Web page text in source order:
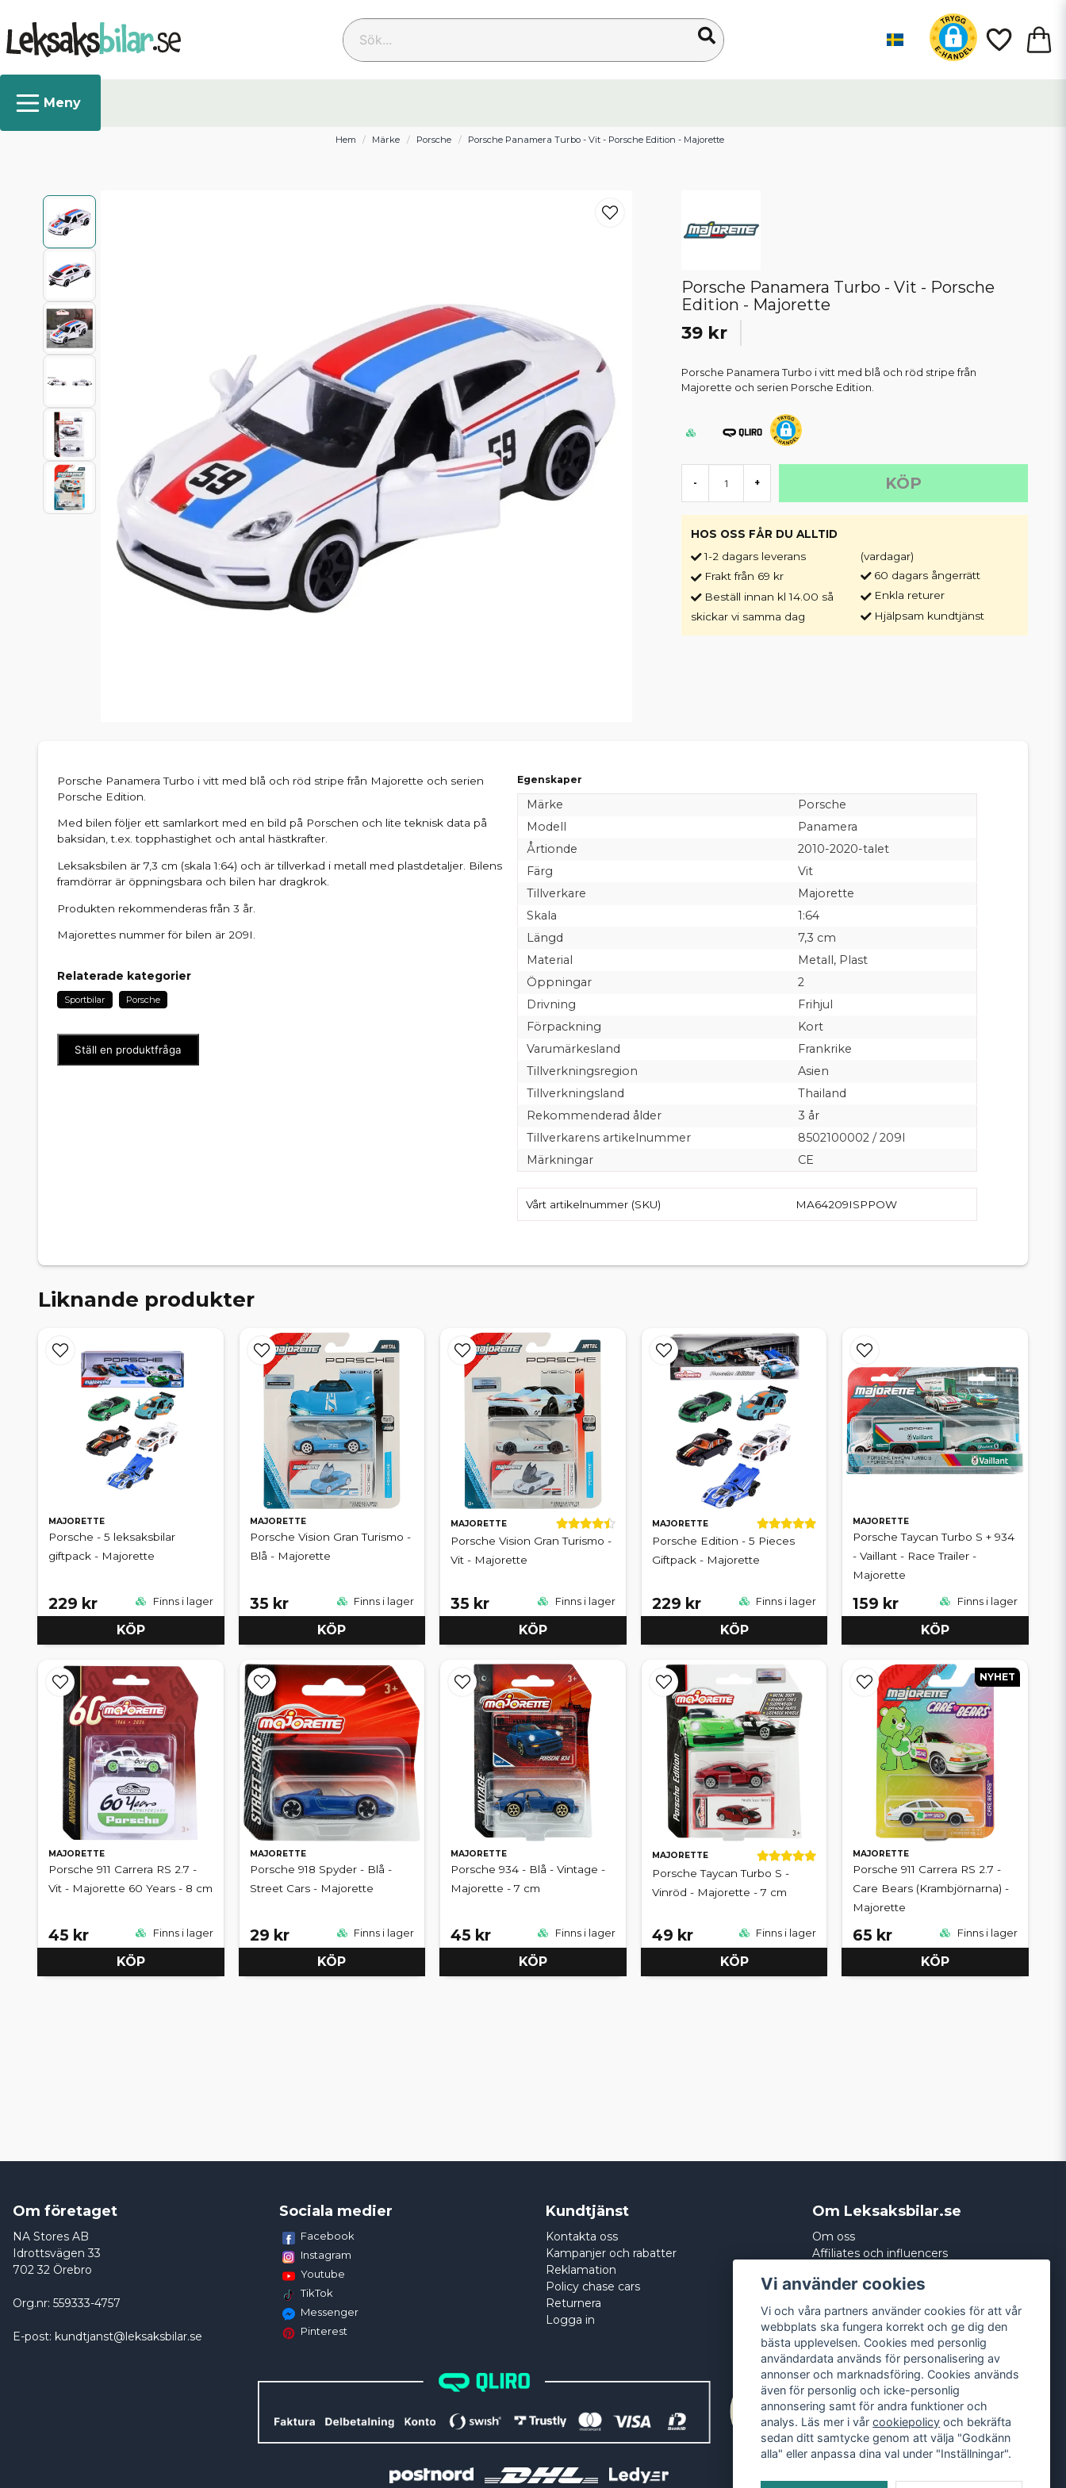
Sök...
Hem Märke Porsche Porsche Panamera Turbo - Vit - Porsche Edition - Majorette
Porsche Panamera Turbo - Vit - Porsche
Edition - Majorette
39 kr
Porsche Panamera Turbo i vitt med blå och röd stripe från
Majorette och serien Porsche Edition.
- + KÖP
HOS OSS FÅR DU ALLTID
1-2 dagars leverans
Frakt från 69 kr
Beställ innan kl 14.00 så
skickar vi samma dag
(vardagar)
60 dagars ångerrätt
Enkla returer
Hjälpsam kundtjänst
Porsche Panamera Turbo i vitt med blå och röd stripe från Majorette och serien
Porsche Edition.
Med bilen följer ett samlarkort med en bild på Porschen och lite teknisk data på
baksidan, t.ex. topphastighet och antal hästkrafter.
Leksaksbilen är 7,3 cm (skala 1:64) och är tillverkad i metall med plastdetaljer. Bilens
framdörrar är öppningsbara och bilen har dragkrok.
Produkten rekommenderas från 3 år.
Majorettes nummer för bilen är 209I.
Relaterade kategorier
Sportbilar Porsche
Ställ en produktfråga
Egenskaper
Märke
Porsche
Modell
Panamera
Årtionde
2010-2020-talet
Färg
Vit
Tillverkare
Majorette
Skala
1:64
Längd
7,3 cm
Material
Metall, Plast
Öppningar
2
Drivning
Frihjul
Förpackning
Kort
Varumärkesland
Frankrike
Tillverkningsregion
Asien
Tillverkningsland
Thailand
Rekommenderad ålder
3 år
Tillverkarens artikelnummer
8502100002 / 209I
Märkningar
CE
Vårt artikelnummer (SKU) MA64209ISPPOW
Liknande produkter
MAJORETTE
Porsche - 5 leksaksbilar
giftpack - Majorette
229 kr Finns i lager
KÖP
MAJORETTE
Porsche Vision Gran Turismo -
Blå - Majorette
35 kr Finns i lager
KÖP
MAJORETTE
Porsche Vision Gran Turismo -
Vit - Majorette
35 kr Finns i lager
KÖP
MAJORETTE
Porsche Edition - 5 Pieces
Giftpack - Majorette
229 kr Finns i lager
KÖP
MAJORETTE
Porsche Taycan Turbo S + 934
- Vaillant - Race Trailer -
Majorette
159 kr Finns i lager
KÖP
MAJORETTE
Porsche 911 Carrera RS 2.7 -
Vit - Majorette 60 Years - 8 cm
45 kr Finns i lager
KÖP
MAJORETTE
Porsche 918 Spyder - Blå -
Street Cars - Majorette
29 kr Finns i lager
KÖP
MAJORETTE
Porsche 934 - Blå - Vintage -
Majorette - 7 cm
45 kr Finns i lager
KÖP
MAJORETTE
Porsche Taycan Turbo S -
Vinröd - Majorette - 7 cm
49 kr Finns i lager
KÖP
MAJORETTE
Porsche 911 Carrera RS 2.7 -
Care Bears (Krambjörnarna) -
Majorette
65 kr Finns i lager
KÖP
NYHET
Om företaget
NA Stores AB
Idrottsvägen 33
702 32 Örebro
Org.nr: 559333-4757
E-post: kundtjanst@leksaksbilar.se
Sociala medier
Facebook
Instagram
Youtube
TikTok
Messenger
Pinterest
Kundtjänst
Kontakta oss
Kampanjer och rabatter
Reklamation
Policy chase cars
Returnera
Logga in
Om Leksaksbilar.se
Om oss
Affiliates och influencers
Integritetspolicy
Vi använder cookies
Vi och våra partners använder cookies för att vår
webbplats ska fungera korrekt och ge dig den
bästa upplevelsen. Cookies med personlig
användardata används för personalisering av
annonser och marknadsföring. Cookies används
även för personlig och icke-personlig
annonsering samt för andra funktioner och
analys. Läs mer i vårcookiepolicy och bekräfta
sedan ditt samtycke genom att välja "Godkänn
alla" eller anpassa dina val under "Inställningar".